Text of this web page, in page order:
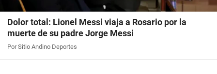
Dolor total: Lionel Messi viaja a Rosario por la
muerte de su padre Jorge Messi
Por Sitio Andino Deportes